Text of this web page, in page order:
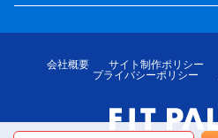
会社概要 サイト制作ポリシー
プライバシーポリシー